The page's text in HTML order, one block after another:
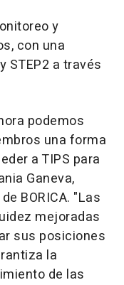
y
con una
y STEP2 a través
podemos
una forma
a TIPS para
Ganeva,
BORICA. "Las
mejoradas
sus posiciones
la
de las